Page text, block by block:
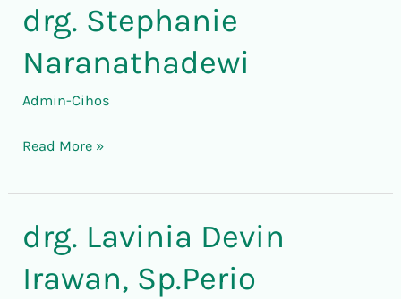
drg. Stephanie
Naranathadewi
Admin-Cihos
drg.
Stephanie
Naranathadewi
Read More »
drg. Lavinia Devin
Irawan, Sp.Perio
drg.
Lavinia
Devin